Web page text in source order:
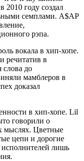
2010 году создал
семплами. A$AP
рэпа.
вокала в хип-хопе.
речитатив в
слова до
мамблеров в
доказал
в хип-хопе. Lil
говорили о
мыслях. Цветные
цепи и дорогие
лишь